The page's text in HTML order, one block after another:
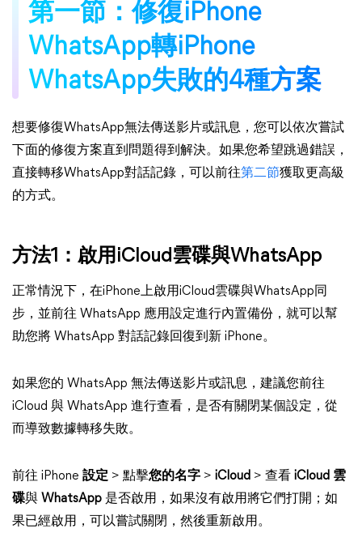
第一節：修復iPhone
WhatsApp轉iPhone
WhatsApp失敗的4種方案
想要修復WhatsApp無法傳送影片或訊息，您可以依次嘗試
下面的修復方案直到問題得到解決。如果您希望跳過錯誤，
直接轉移WhatsApp對話記錄，可以前往第二節獲取更高級
的方式。
方法1：啟用iCloud雲碟與WhatsApp
正常情況下，在iPhone上啟用iCloud雲碟與WhatsApp同
步，並前往 WhatsApp 應用設定進行內置備份，就可以幫
助您將 WhatsApp 對話記錄回復到新 iPhone。
如果您的 WhatsApp 無法傳送影片或訊息，建議您前往
iCloud 與 WhatsApp 進行查看，是否有關閉某個設定，從
而導致數據轉移失敗。
前往 iPhone 設定 > 點擊您的名字 > iCloud > 查看 iCloud 雲
碟與 WhatsApp 是否啟用，如果沒有啟用將它們打開；如
果已經啟用，可以嘗試關閉，然後重新啟用。